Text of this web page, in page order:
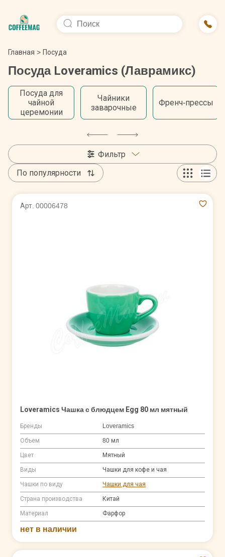
Главная > Посуда
Посуда Loveramics (Лаврамикс)
Посуда для
чайной
церемонии
Чайники
заварочные
Френч-прессы
Фильтр
По популярности
Арт. 00006478
Loveramics Чашка с блюдцем Egg 80 мл мятный
Бренды Loveramics
Объем 80 мл
Цвет Мятный
Виды Чашки для кофе и чая
Чашки по виду Чашки для чая
Страна производства Китай
Материал Фарфор
нет в наличии